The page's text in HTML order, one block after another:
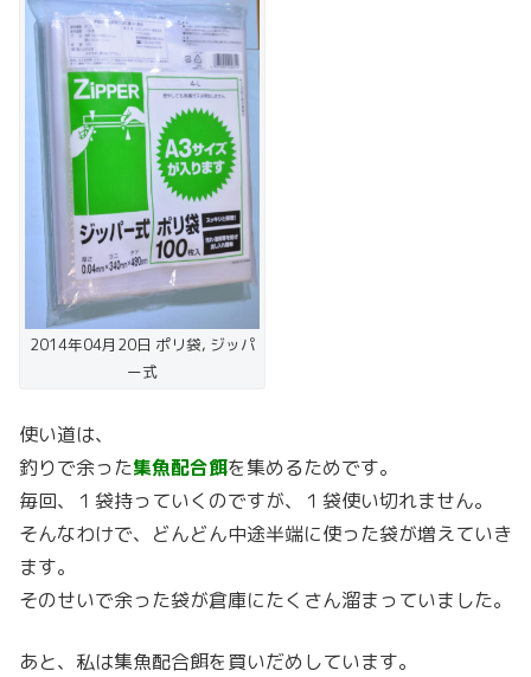
2014年04月20日 ポリ袋, ジッパ
ー式
使い道は、
釣りで余った集魚配合餌を集めるためです。
毎回、１袋持っていくのですが、１袋使い切れません。
そんなわけで、どんどん中途半端に使った袋が増えていき
ます。
そのせいで余った袋が倉庫にたくさん溜まっていました。
あと、私は集魚配合餌を買いだめしています。